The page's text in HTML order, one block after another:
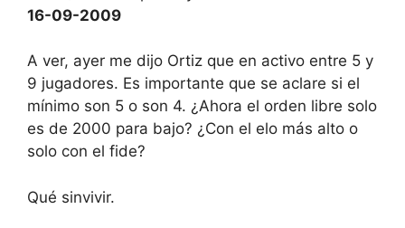
16-09-2009
A ver, ayer me dijo Ortiz que en activo entre 5 y
9 jugadores. Es importante que se aclare si el
mínimo son 5 o son 4. ¿Ahora el orden libre solo
es de 2000 para bajo? ¿Con el elo más alto o
solo con el fide?
Qué sinvivir.